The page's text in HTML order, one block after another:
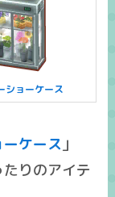
ショーケース
ケース 」
りのアイテ